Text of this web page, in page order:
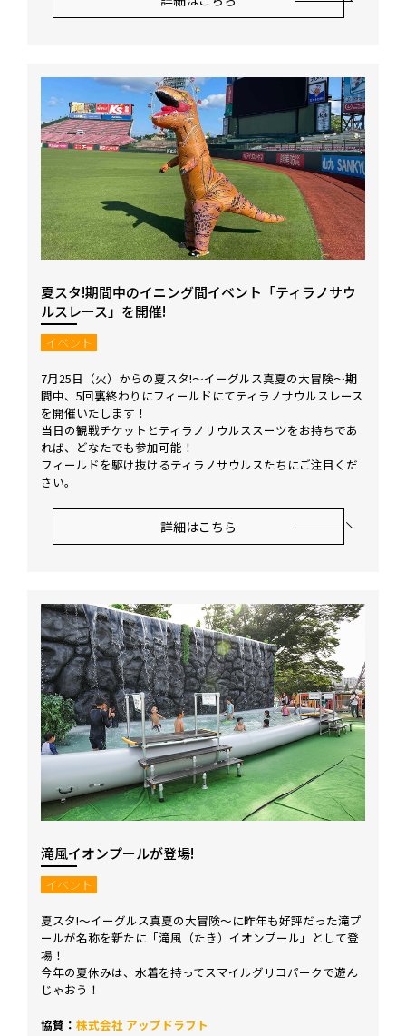
夏スタ!期間中のイニング間イベント「ティラノサウ
ルスレース」を開催!
イベント
7月25日（火）からの夏スタ!～イーグルス真夏の大冒険～期
間中、5回裏終わりにフィールドにてティラノサウルスレース
を開催いたします！
当日の観戦チケットとティラノサウルススーツをお持ちであ
れば、どなたでも参加可能！
フィールドを駆け抜けるティラノサウルスたちにご注目くだ
さい。
詳細はこちら
滝風イオンプールが登場!
イベント
夏スタ!～イーグルス真夏の大冒険～に昨年も好評だった滝プ
ールが名称を新たに「滝風（たき）イオンプール」として登
場！
今年の夏休みは、水着を持ってスマイルグリコパークで遊ん
じゃおう！
協賛： 株式会社 アップドラフト